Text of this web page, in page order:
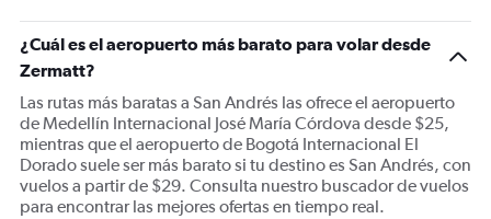
¿Cuál es el aeropuerto más barato para volar desde
Zermatt?
Las rutas más baratas a San Andrés las ofrece el aeropuerto
de Medellín Internacional José María Córdova desde $25,
mientras que el aeropuerto de Bogotá Internacional El
Dorado suele ser más barato si tu destino es San Andrés, con
vuelos a partir de $29. Consulta nuestro buscador de vuelos
para encontrar las mejores ofertas en tiempo real.